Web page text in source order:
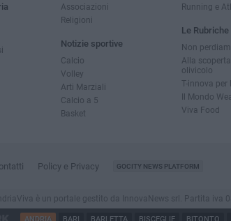
Associazioni
Religioni
Notizie sportive
Calcio
Volley
Arti Marziali
Calcio a 5
Basket
Running e
Le
Non
Alla
olivicolo
T-innova
Il Mondo
Viva Food
Policy e Privacy GOCITY NEWS PLATFORM
è un portale gestito da InnovaNews srl. Partita
ANDRIA BARI BARLETTA BISCEGLIE BITONTO